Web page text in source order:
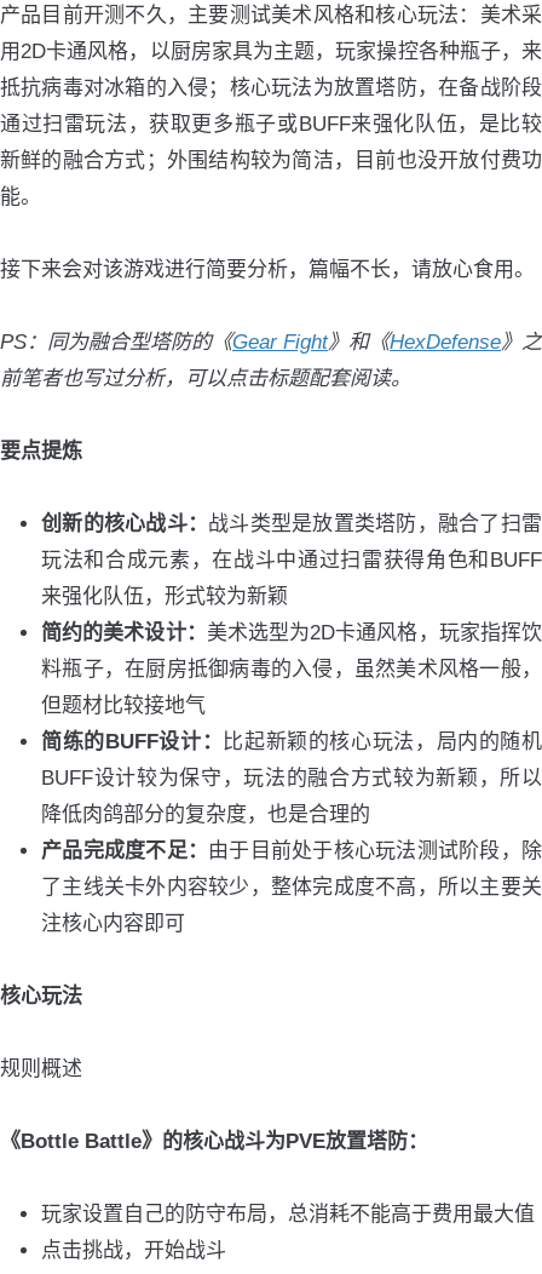
产品目前开测不久，主要测试美术风格和核心玩法：美术采
用2D卡通风格，以厨房家具为主题，玩家操控各种瓶子，来
抵抗病毒对冰箱的入侵；核心玩法为放置塔防，在备战阶段
通过扫雷玩法，获取更多瓶子或BUFF来强化队伍，是比较
新鲜的融合方式；外围结构较为简洁，目前也没开放付费功
能。
接下来会对该游戏进行简要分析，篇幅不长，请放心食用。
PS：同为融合型塔防的《Gear Fight》和《HexDefense》之
前笔者也写过分析，可以点击标题配套阅读。
要点提炼
创新的核心战斗： 战斗类型是放置类塔防，融合了扫雷
玩法和合成元素，在战斗中通过扫雷获得角色和BUFF
来强化队伍，形式较为新颖
简约的美术设计： 美术选型为2D卡通风格，玩家指挥饮
料瓶子，在厨房抵御病毒的入侵，虽然美术风格一般，
但题材比较接地气
简练的BUFF设计：
比起新颖的核心玩法，局内的随机
BUFF设计较为保守，玩法的融合方式较为新颖，所以
降低肉鸽部分的复杂度，也是合理的
产品完成度不足：
由于目前处于核心玩法测试阶段，除
了主线关卡外内容较少，整体完成度不高，所以主要关
注核心内容即可
核心玩法
规则概述
《Bottle Battle》的核心战斗为PVE放置塔防：
玩家设置自己的防守布局，总消耗不能高于费用最大值
点击挑战，开始战斗